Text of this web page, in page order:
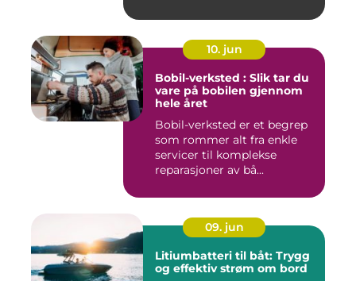
10. jun
Bobil-verksted : Slik tar du
vare på bobilen gjennom
hele året
Bobil-verksted er et begrep
som rommer alt fra enkle
servicer til komplekse
reparasjoner av bå...
09. jun
Litiumbatteri til båt: Trygg
og effektiv strøm om bord